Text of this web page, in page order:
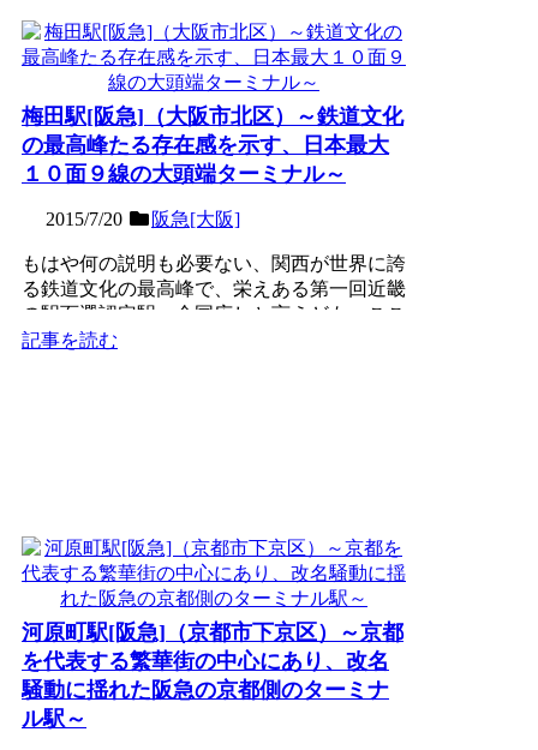
梅田駅[阪急]（大阪市北区）～鉄道文化
の最高峰たる存在感を示す、日本最大
１０面９線の大頭端ターミナル～
2015/7/20 阪急[大阪]
もはや何の説明も必要ない、関西が世界に誇
る鉄道文化の最高峰で、栄えある第一回近畿
の駅百選認定駅。全国広しと言えども、ここ
でしか見ることが出来...
記事を読む
河原町駅[阪急]（京都市下京区）～京都
を代表する繁華街の中心にあり、改名
騒動に揺れた阪急の京都側のターミナ
ル駅～